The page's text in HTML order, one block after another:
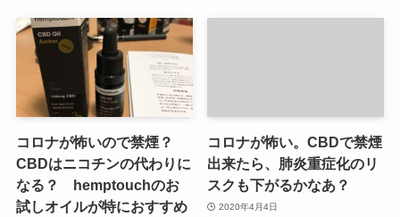
コロナが怖いので禁煙？
CBDはニコチンの代わりに
なる？ hemptouchのお
試しオイルが特におすすめ
コロナが怖い。CBDで禁煙
出来たら、肺炎重症化のリ
スクも下がるかなあ？
2020年4月4日